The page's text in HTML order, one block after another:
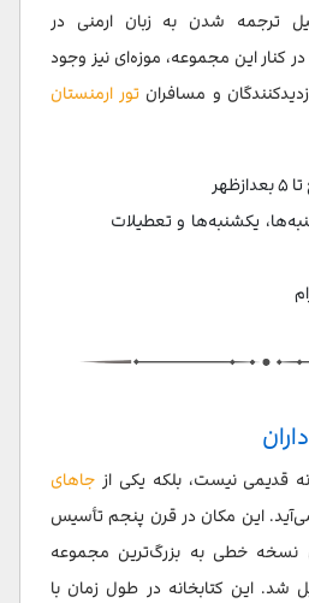
ترجمه شدن به زبان ارمنی در
این مجموعه، موزه‌ای نیز وجود
و مسافران تور ارمنستان
یکشنبه‌ها و تعطیلات
قدیمی نیست، بلکه یکی از جاهای
این مکان در قرن پنجم تأسیس
نسخه خطی به بزرگ‌ترین مجموعه
شد. این کتابخانه در طول زمان با